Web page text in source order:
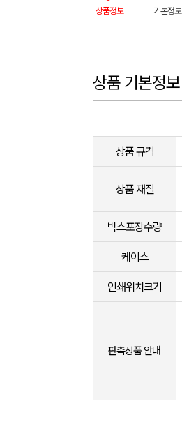
상품정보 기본정보
상품 기본정보
상품 규격
상품 재질
박스포장수량
케이스
인쇄위치크기
판촉상품 안내